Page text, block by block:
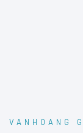
VANHOANG